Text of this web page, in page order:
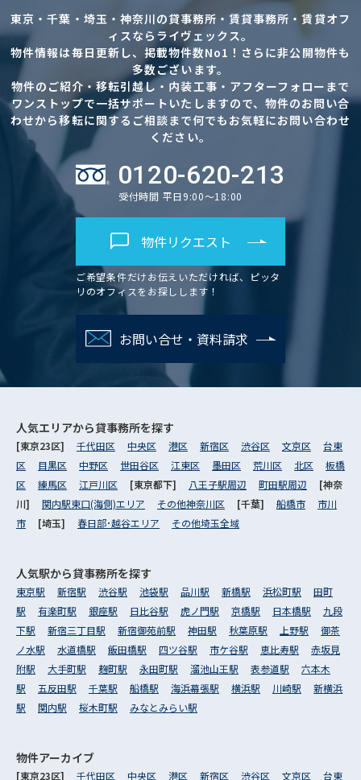
東京・千葉・埼玉・神奈川の貸事務所・賃貸事務所・賃貸オフ
ィスならライヴェックス。
物件情報は毎日更新し、掲載物件数No1！さらに非公開物件も
多数ございます。
物件のご紹介・移転引越し・内装工事・アフターフォローまで
ワンストップで一括サポートいたしますので、物件のお問い合
わせから移転に関するご相談まで何でもお気軽にお問い合わせ
ください。
0120-620-213
受付時間 平日9:00～18:00
物件リクエスト
ご希望条件だけお伝えいただければ、ピッタ
リのオフィスをお探しします！
お問い合せ・資料請求
人気エリアから貸事務所を探す
[東京23区] 千代田区 中央区 港区 新宿区 渋谷区 文京区
台東
区
目黒区 中野区 世田谷区 江東区 墨田区 荒川区 北区
板橋
区
練馬区 江戸川区 [東京都下] 八王子駅周辺 町田駅周辺
[神奈
川] 関内駅東口(海側)エリア その他神奈川区 [千葉] 船橋市
市川
市
[埼玉] 春日部･越谷エリア その他埼玉全域
人気駅から貸事務所を探す
東京駅 新宿駅 渋谷駅 池袋駅 品川駅 新橋駅 浜松町駅
田町
駅
有楽町駅 銀座駅 日比谷駅 虎ノ門駅 京橋駅 日本橋駅
九段
下駅
新宿三丁目駅 新宿御苑前駅 神田駅 秋葉原駅 上野駅
御茶
ノ水駅
水道橋駅 飯田橋駅 四ツ谷駅 市ケ谷駅 恵比寿駅
赤坂見
附駅
大手町駅 麹町駅 永田町駅 溜池山王駅 表参道駅
六本木
駅
五反田駅 千葉駅 船橋駅 海浜幕張駅 横浜駅 川崎駅
新横浜
駅
関内駅 桜木町駅 みなとみらい駅
物件アーカイブ
[東京23区] 千代田区 中央区 港区 新宿区 渋谷区 文京区 台東